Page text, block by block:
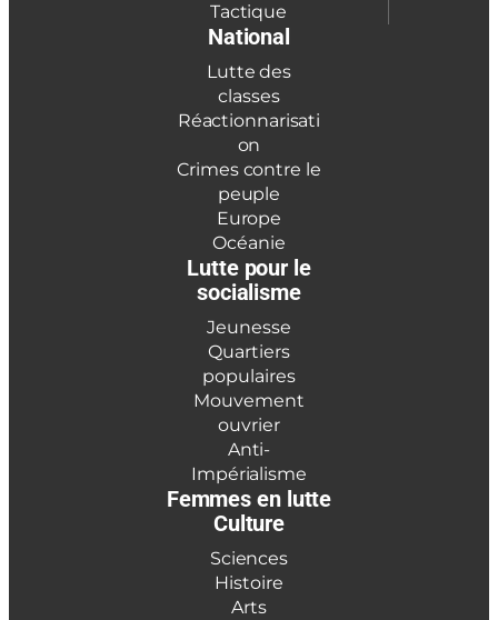
Tactique
National
Lutte des
classes
Réactionnarisati
on
Crimes contre le
peuple
Europe
Océanie
Lutte pour le
socialisme
Jeunesse
Quartiers
populaires
Mouvement
ouvrier
Anti-
Impérialisme
Femmes en lutte
Culture
Sciences
Histoire
Arts